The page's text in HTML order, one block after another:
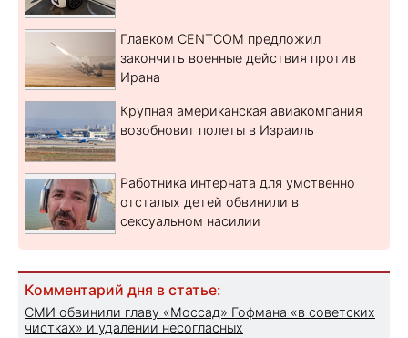
Главком CENTCOM предложил
закончить военные действия против
Ирана
Крупная американская авиакомпания
возобновит полеты в Израиль
Работника интерната для умственно
отсталых детей обвинили в
сексуальном насилии
Комментарий дня в статье:
СМИ обвинили главу «Моссад» Гофмана «в советских
чистках» и удалении несогласных